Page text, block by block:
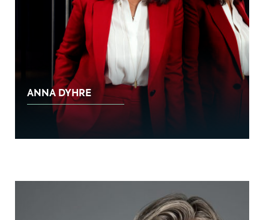
ANNA DYHRE